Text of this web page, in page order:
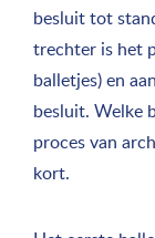
besluit tot
trechter is het
balletjes) en
besluit. Welke
proces van
kort.